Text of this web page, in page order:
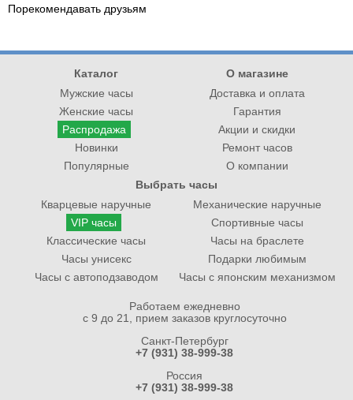
Порекомендавать друзьям
Выбрать часы
Работаем ежедневно
с 9 до 21, прием заказов круглосуточно
Санкт-Петербург
+7 (931) 38-999-38
Россия
+7 (931) 38-999-38
Каталог О магазине
Кварцевые наручные
VIP часы
Классические часы
Часы унисекс
Часы с автоподзаводом
Доставка и оплата
Гарантия
Акции и скидки
Ремонт часов
О компании
Мужские часы
Женские часы
Распродажа
Новинки
Популярные
Механические наручные
Спортивные часы
Часы на браслете
Подарки любимым
Часы с японским механизмом